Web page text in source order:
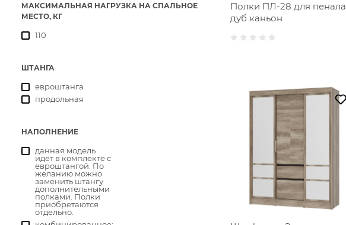
МАКСИМАЛЬНАЯ НАГРУЗКА НА СПАЛЬНОЕ
МЕСТО, КГ
110
ШТАНГА
евроштанга
продольная
НАПОЛНЕНИЕ
данная модель
идет в комплекте с
евроштангой. По
желанию можно
заменить штангу
дополнительными
полками. Полки
приобретаются
отдельно.
Полки ПЛ-28 для пенала
дуб каньон